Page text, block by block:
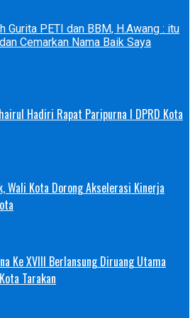
Gurita PETI dan BBM, H.Awang : itu
Cemarkan Nama Baik Saya
Hadiri Rapat Paripurna I DPRD Kota
Wali Kota Dorong Akselerasi Kinerja
Ke XVIII Berlansung Diruang Utama
Tarakan